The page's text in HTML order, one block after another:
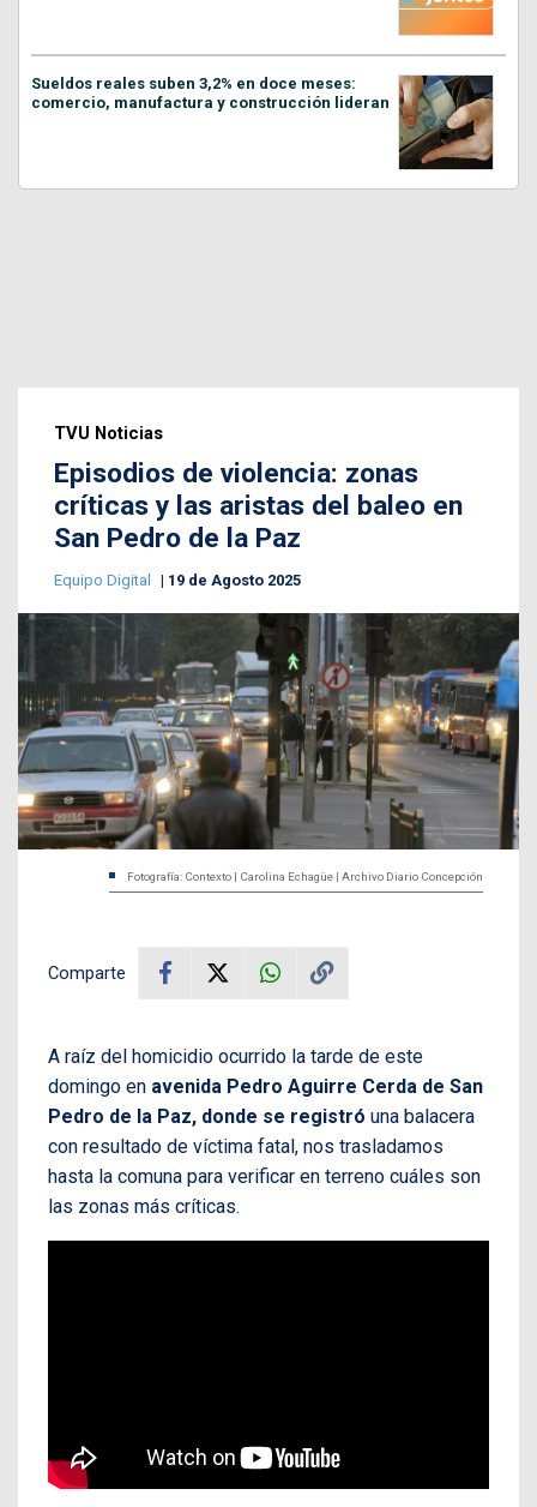
Sueldos reales suben 3,2% en doce meses:
comercio, manufactura y construcción lideran
TVU Noticias
Episodios de violencia: zonas
críticas y las aristas del baleo en
San Pedro de la Paz
Equipo Digital 19 de Agosto 2025
Fotografía: Contexto | Carolina Echagüe | Archivo Diario Concepción
Comparte
A raíz del homicidio ocurrido la tarde de este
domingo en avenida Pedro Aguirre Cerda de San
Pedro de la Paz, donde se registró una balacera
con resultado de víctima fatal, nos trasladamos
hasta la comuna para verificar en terreno cuáles son
las zonas más críticas.